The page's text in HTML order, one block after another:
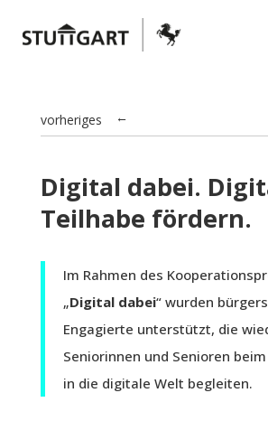
vorheriges →
Digital dabei.
Teilhabe fördern.
Im Rahmen des
„Digital dabei“ wurden
Engagierte unterstützt, die
Seniorinnen und Senioren
in die digitale Welt begleiten.